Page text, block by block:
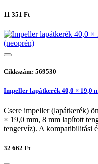
11 351 Ft
Cikkszám: 569530
Impeller lapátkerék 40,0 × 19,0
Csere impeller (lapátkerék)
× 19,0 mm, 8 mm lapított
tengervíz). A kompatibilitási
32 662 Ft